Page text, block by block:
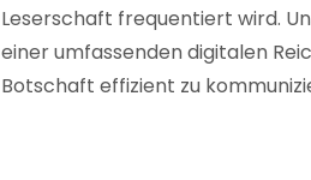
Leserschaft frequentiert wird.
einer umfassenden digitalen
Botschaft effizient zu